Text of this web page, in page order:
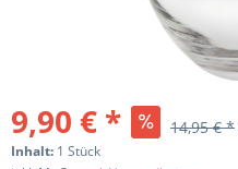
9,90 € * 14,95 € *
Inhalt: 1 Stück